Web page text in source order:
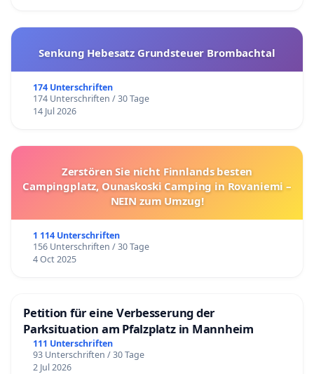
Senkung Hebesatz Grundsteuer Brombachtal
174 Unterschriften
174 Unterschriften / 30 Tage
14 Jul 2026
Zerstören Sie nicht Finnlands besten
Campingplatz, Ounaskoski Camping in Rovaniemi –
NEIN zum Umzug!
1 114 Unterschriften
156 Unterschriften / 30 Tage
4 Oct 2025
Petition für eine Verbesserung der
Parksituation am Pfalzplatz in Mannheim
111 Unterschriften
93 Unterschriften / 30 Tage
2 Jul 2026